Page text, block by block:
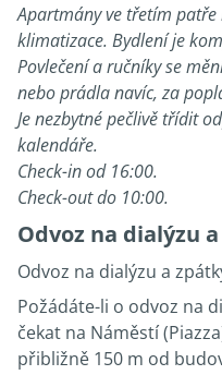
Apartmány ve třetím
klimatizace. Bydlení je
Povlečení a ručníky se
nebo prádla navíc, za
Je nezbytné pečlivě třídit
kalendáře.
Check-in od 16:00.
Check-out do 10:00.
Odvoz na dialýzu
Odvoz na dialýzu a
Požádáte-li o odvoz na
čekat na Náměstí
přibližně 150 m od